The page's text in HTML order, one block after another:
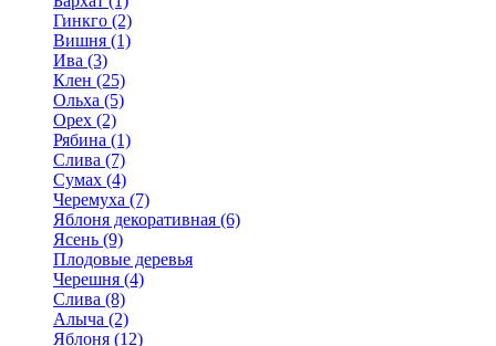
Гинкго (2)
Вишня (1)
Ива (3)
Клен (25)
Ольха (5)
Орех (2)
Рябина (1)
Слива (7)
Сумах (4)
Черемуха (7)
Яблоня декоративная (6)
Ясень (9)
Плодовые деревья
Черешня (4)
Слива (8)
Алыча (2)
Яблоня (12)